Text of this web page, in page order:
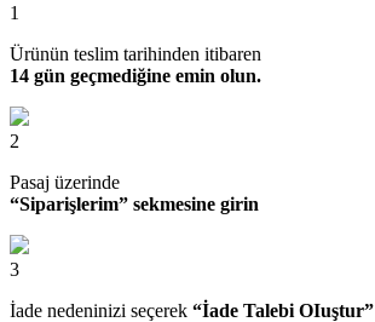
1
Ürünün teslim tarihinden itibaren
14 gün geçmediğine emin olun.
2
Pasaj üzerinde
“Siparişlerim” sekmesine girin
3
İade nedeninizi seçerek “İade Talebi OIuştur”